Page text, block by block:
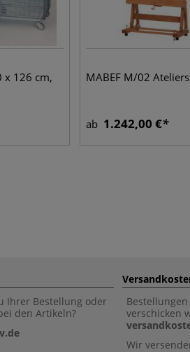
x 126 cm,
MABEF M/02
ab 1.242,00 €
Ihrer Bestellung oder
den Artikeln?
Bestellungen
verschicken
Wir